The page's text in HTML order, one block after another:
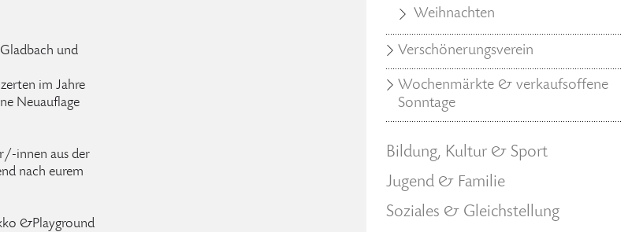
und
im Jahre
Neuauflage
innen aus der
nach eurem
&Playground
Weihnachten
Verschönerungsverein
Wochenmärkte & verkaufsoffene
Sonntage
Bildung, Kultur & Sport
Jugend & Familie
Soziales & Gleichstellung